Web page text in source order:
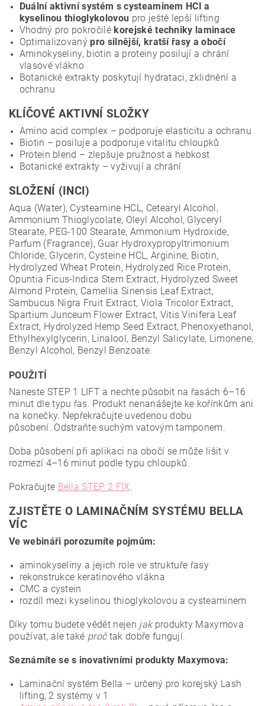
Duální aktivní systém s cysteaminem HCI a
kyselinou thioglykolovou pro ještě lepší lifting
Vhodný pro pokročilé korejské techniky laminace
Optimalizovanýpro silnější, kratší řasy a obočí
Aminokyseliny, biotin a proteiny posilují a chrání
vlasové vlákno
Botanické extrakty poskytují hydrataci, zklidnění a
ochranu
KLÍČOVÉ AKTIVNÍ SLOŽKY
Amino acid complex – podporuje elasticitu a ochranu
Biotin – posiluje a podporuje vitalitu chloupků
Protein blend – zlepšuje pružnost a hebkost
Botanické extrakty – vyživují a chrání
SLOŽENÍ (INCI)
Aqua (Water), Cysteamine HCL, Cetearyl Alcohol,
Ammonium Thioglycolate, Oleyl Alcohol, Glyceryl
Stearate, PEG-100 Stearate, Ammonium Hydroxide,
Parfum (Fragrance), Guar Hydroxypropyltrimonium
Chloride, Glycerin, Cysteine HCL, Arginine, Biotin,
Hydrolyzed Wheat Protein, Hydrolyzed Rice Protein,
Opuntia Ficus-Indica Stem Extract, Hydrolyzed Sweet
Almond Protein, Camellia Sinensis Leaf Extract,
Sambucus Nigra Fruit Extract, Viola Tricolor Extract,
Spartium Junceum Flower Extract, Vitis Vinifera Leaf
Extract, Hydrolyzed Hemp Seed Extract, Phenoxyethanol,
Ethylhexylglycerin, Linalool, Benzyl Salicylate, Limonene,
Benzyl Alcohol, Benzyl Benzoate.
POUŽITÍ
Naneste STEP 1 LIFT a nechte působit na řasách 6–16
minut dle typu řas. Produkt nenanášejte ke kořínkům ani
na konečky. Nepřekračujte uvedenou dobu
působení. Odstraňte suchým vatovým tamponem.
Doba působení při aplikaci na obočí se může lišit v
rozmezí 4–16 minut podle typu chloupků.
Pokračujte Bella STEP 2 FIX.
ZJISTĚTE O LAMINAČNÍM SYSTÉMU BELLA
VÍC
Ve webináři porozumíte pojmům:
aminokyseliny a jejich role ve struktuře řasy
rekonstrukce keratinového vlákna
CMC a cystein
rozdíl mezi kyselinou thioglykolovou a cysteaminem
Díky tomu budete vědět nejen jakprodukty Maxymova
používat, ale také pročtak dobře fungují.
Seznámíte se s inovativními produkty Maxymova:
Laminační systém Bella – určený pro korejský Lash
lifting, 2 systémy v 1